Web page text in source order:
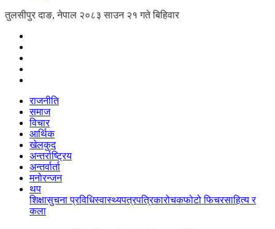
तुलसीपुर दाङ, नेपाल २०८३ साउन २१ गते बिहिवार
राजनीति
समाज
विचार
आर्थिक
खेलकुद
अन्तर्राष्ट्रिय
अन्तर्वार्ता
मनोरन्जन
थप
शिक्षासुचना प्रविधिस्वास्थ्यपत्रपत्रिकारोचकफोटो फिचरसाहित्य र
कला